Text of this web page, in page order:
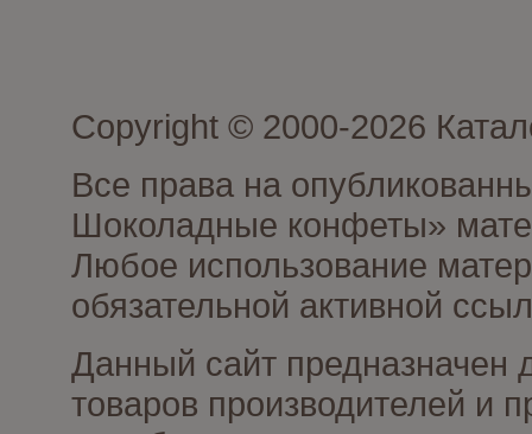
Copyright © 2000-2026
Все права на
Шоколадные конфеты»
Любое использование
обязательной активной
Данный сайт предназначен
товаров производителей и